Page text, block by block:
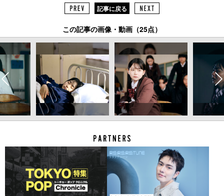
記事に戻る
この記事の画像・動画（25点）